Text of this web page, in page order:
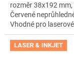
rozměr 38x192
Červené
Vhodné pro
LASER & INKJET